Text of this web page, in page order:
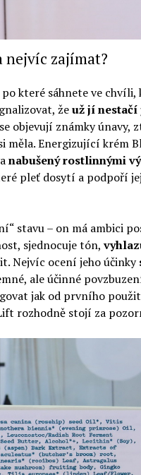
nejvíc zajímat?
které sáhnete ve chvíli,
žeuž jí nestačí
objevují známky únavy,
měla. Energizující krém
nabušený rostlinnými
pleť dosytí a podpoří
stavu – on má ambici
sjednocuje tón,
Nejvíc ocení jeho účinky
ale účinné
jak od prvního
rozhodně stojí za